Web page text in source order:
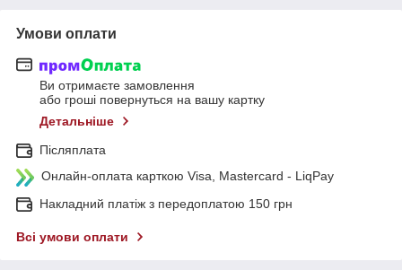
Умови оплати
Ви отримаєте замовлення
або гроші повернуться на вашу картку
Детальніше
Післяплата
Онлайн-оплата карткою Visa, Mastercard - LiqPay
Накладний платіж з передоплатою 150 грн
Всі умови оплати